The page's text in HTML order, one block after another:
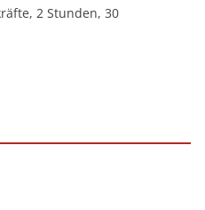
2 Stunden, 30